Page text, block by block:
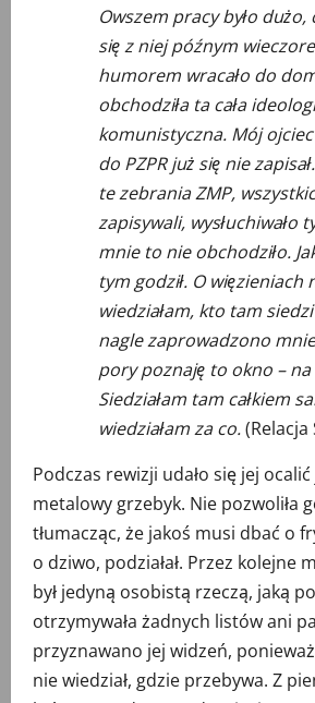
Owszem pracy było dużo,
się z niej późnym
humorem wracało do
obchodziła ta cała
komunistyczna. Mój
do PZPR już się nie
te zebrania ZMP,
zapisywali, wysłuchiwało
mnie to nie obchodziło.
tym godził. O więzieniach
wiedziałam, kto tam
nagle zaprowadzono
pory poznaję to okno –
Siedziałam tam całkiem
wiedziałam za co.
Podczas rewizji udało się jej
metalowy grzebyk. Nie pozwoliła
tłumacząc, że jakoś musi dbać o
o dziwo, podziałał. Przez kolejne
był jedyną osobistą rzeczą, jaką
otrzymywała żadnych listów ani
przyznawano jej widzeń,
nie wiedział, gdzie przebywa. Z